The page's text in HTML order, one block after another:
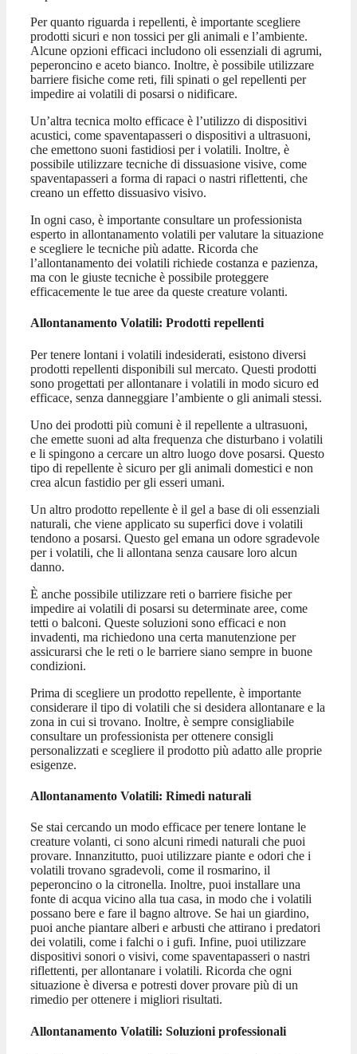
Per quanto riguarda i repellenti, è importante scegliere
prodotti sicuri e non tossici per gli animali e l’ambiente.
Alcune opzioni efficaci includono oli essenziali di agrumi,
peperoncino e aceto bianco. Inoltre, è possibile utilizzare
barriere fisiche come reti, fili spinati o gel repellenti per
impedire ai volatili di posarsi o nidificare.
Un’altra tecnica molto efficace è l’utilizzo di dispositivi
acustici, come spaventapasseri o dispositivi a ultrasuoni,
che emettono suoni fastidiosi per i volatili. Inoltre, è
possibile utilizzare tecniche di dissuasione visive, come
spaventapasseri a forma di rapaci o nastri riflettenti, che
creano un effetto dissuasivo visivo.
In ogni caso, è importante consultare un professionista
esperto in allontanamento volatili per valutare la situazione
e scegliere le tecniche più adatte. Ricorda che
l’allontanamento dei volatili richiede costanza e pazienza,
ma con le giuste tecniche è possibile proteggere
efficacemente le tue aree da queste creature volanti.
Allontanamento Volatili: Prodotti repellenti
Per tenere lontani i volatili indesiderati, esistono diversi
prodotti repellenti disponibili sul mercato. Questi prodotti
sono progettati per allontanare i volatili in modo sicuro ed
efficace, senza danneggiare l’ambiente o gli animali stessi.
Uno dei prodotti più comuni è il repellente a ultrasuoni,
che emette suoni ad alta frequenza che disturbano i volatili
e li spingono a cercare un altro luogo dove posarsi. Questo
tipo di repellente è sicuro per gli animali domestici e non
crea alcun fastidio per gli esseri umani.
Un altro prodotto repellente è il gel a base di oli essenziali
naturali, che viene applicato su superfici dove i volatili
tendono a posarsi. Questo gel emana un odore sgradevole
per i volatili, che li allontana senza causare loro alcun
danno.
È anche possibile utilizzare reti o barriere fisiche per
impedire ai volatili di posarsi su determinate aree, come
tetti o balconi. Queste soluzioni sono efficaci e non
invadenti, ma richiedono una certa manutenzione per
assicurarsi che le reti o le barriere siano sempre in buone
condizioni.
Prima di scegliere un prodotto repellente, è importante
considerare il tipo di volatili che si desidera allontanare e la
zona in cui si trovano. Inoltre, è sempre consigliabile
consultare un professionista per ottenere consigli
personalizzati e scegliere il prodotto più adatto alle proprie
esigenze.
Allontanamento Volatili: Rimedi naturali
Se stai cercando un modo efficace per tenere lontane le
creature volanti, ci sono alcuni rimedi naturali che puoi
provare. Innanzitutto, puoi utilizzare piante e odori che i
volatili trovano sgradevoli, come il rosmarino, il
peperoncino o la citronella. Inoltre, puoi installare una
fonte di acqua vicino alla tua casa, in modo che i volatili
possano bere e fare il bagno altrove. Se hai un giardino,
puoi anche piantare alberi e arbusti che attirano i predatori
dei volatili, come i falchi o i gufi. Infine, puoi utilizzare
dispositivi sonori o visivi, come spaventapasseri o nastri
riflettenti, per allontanare i volatili. Ricorda che ogni
situazione è diversa e potresti dover provare più di un
rimedio per ottenere i migliori risultati.
Allontanamento Volatili: Soluzioni professionali